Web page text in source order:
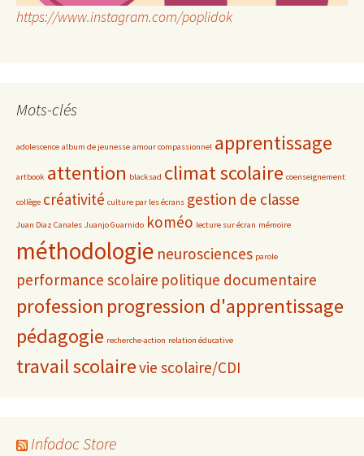
https://www.instagram.com/poplidok
Mots-clés
adolescence album de jeunesse amour compassionnel apprentissage
artbook attention blacksad climat scolaire coenseignement
collège créativité culture par les écrans gestion de classe
Juan Diaz Canales Juanjo Guarnido koméo lecture sur écran mémoire
méthodologie neurosciences parole
performance scolaire politique documentaire
profession progression d'apprentissage
pédagogie recherche-action relation éducative
travail scolairevie scolaire/CDI
Infodoc Store